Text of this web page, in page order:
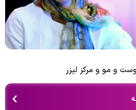
و مو و مرکز لیزر